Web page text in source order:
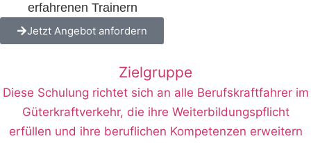
erfahrenen Trainern
Jetzt Angebot anfordern
Zielgruppe
Diese Schulung richtet sich an alle Berufskraftfahrer im
Güterkraftverkehr, die ihre Weiterbildungspflicht
erfüllen und ihre beruflichen Kompetenzen erweitern